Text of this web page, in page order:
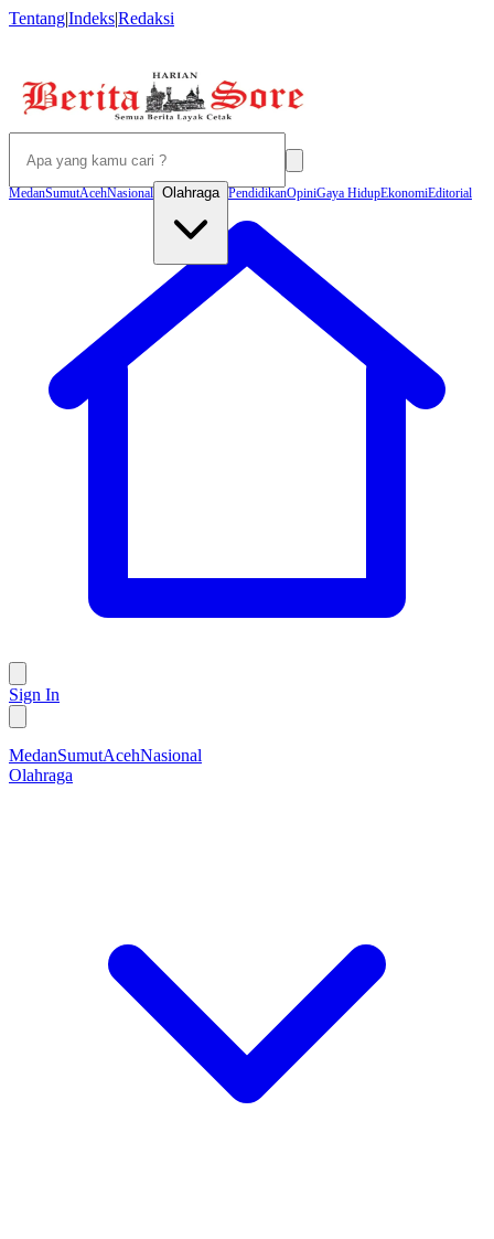
Tentang|Indeks|Redaksi
MedanSumutAcehNasional Olahraga PendidikanOpiniGaya HidupEkonomiEditorial
Sign In
MedanSumutAcehNasional
Olahraga